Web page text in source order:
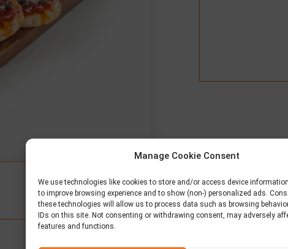
Manage Cookie Consent
We use technologies like cookies to store and/or access device
to improve browsing experience and to show (non-) personalized ads.
these technologies will allow us to process data such as browsing
IDs on this site. Not consenting or withdrawing consent, may adversely
features and functions.